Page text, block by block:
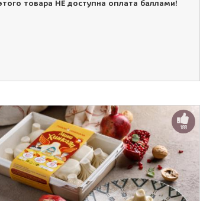
товара НЕ доступна оплата баллами!
188